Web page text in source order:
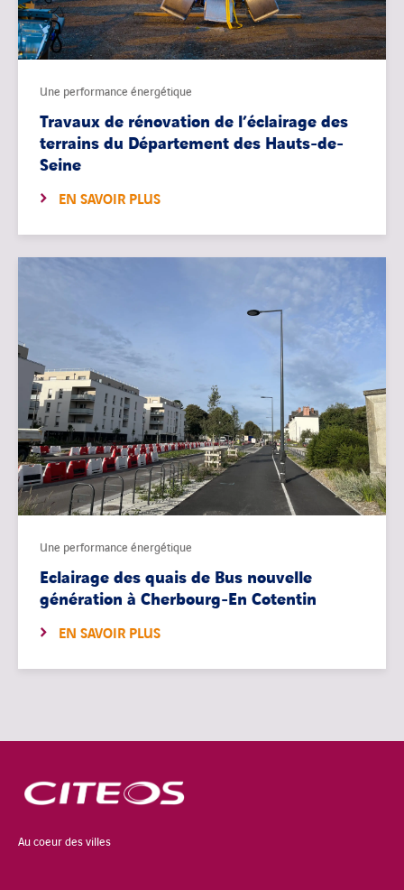
Une performance énergétique
Travaux de rénovation de l’éclairage des
terrains du Département des Hauts-de-
Seine
EN SAVOIR PLUS
Une performance énergétique
Eclairage des quais de Bus nouvelle
génération à Cherbourg-En Cotentin
EN SAVOIR PLUS
Au coeur des villes